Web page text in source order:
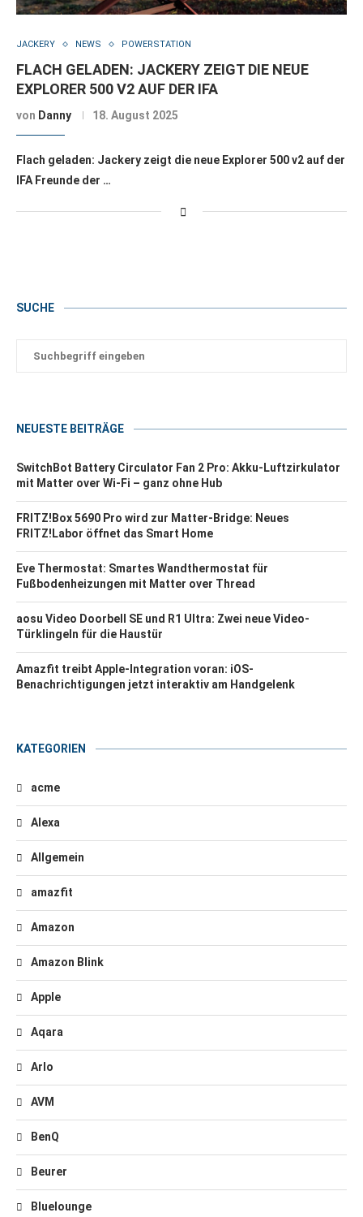
JACKERY NEWS POWERSTATION
FLACH GELADEN: JACKERY ZEIGT DIE NEUE
EXPLORER 500 V2 AUF DER IFA
von Danny 18. August 2025
Flach geladen: Jackery zeigt die neue Explorer 500 v2 auf der
IFA Freunde der …
SUCHE
NEUESTE BEITRÄGE
SwitchBot Battery Circulator Fan 2 Pro: Akku-Luftzirkulator
mit Matter over Wi-Fi – ganz ohne Hub
FRITZ!Box 5690 Pro wird zur Matter-Bridge: Neues
FRITZ!Labor öffnet das Smart Home
Eve Thermostat: Smartes Wandthermostat für
Fußbodenheizungen mit Matter over Thread
aosu Video Doorbell SE und R1 Ultra: Zwei neue Video-
Türklingeln für die Haustür
Amazfit treibt Apple-Integration voran: iOS-
Benachrichtigungen jetzt interaktiv am Handgelenk
KATEGORIEN
acme
Alexa
Allgemein
amazfit
Amazon
Amazon Blink
Apple
Aqara
Arlo
AVM
BenQ
Beurer
Bluelounge